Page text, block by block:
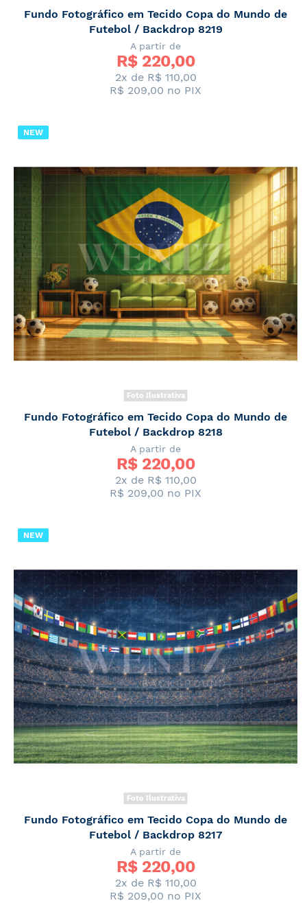
Fundo Fotográfico em Tecido Copa do Mundo de
Futebol / Backdrop 8219
A partir de
R$ 220,00
2x de R$ 110,00
R$ 209,00 no PIX
NEW
Foto Ilustrativa
Fundo Fotográfico em Tecido Copa do Mundo de
Futebol / Backdrop 8218
A partir de
R$ 220,00
2x de R$ 110,00
R$ 209,00 no PIX
NEW
Foto Ilustrativa
Fundo Fotográfico em Tecido Copa do Mundo de
Futebol / Backdrop 8217
A partir de
R$ 220,00
2x de R$ 110,00
R$ 209,00 no PIX